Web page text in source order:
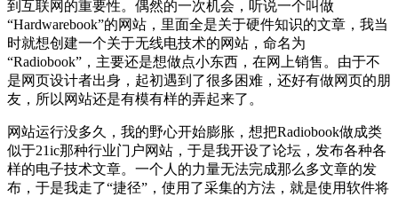
到互联网的重要性。偶然的一次机会，听说一个叫做
“Hardwarebook”的网站，里面全是关于硬件知识的文章，我当
时就想创建一个关于无线电技术的网站，命名为
“Radiobook”，主要还是想做点小东西，在网上销售。由于不
是网页设计者出身，起初遇到了很多困难，还好有做网页的朋
友，所以网站还是有模有样的弄起来了。
网站运行没多久，我的野心开始膨胀，想把Radiobook做成类
似于21ic那种行业门户网站，于是我开设了论坛，发布各种各
样的电子技术文章。一个人的力量无法完成那么多文章的发
布，于是我走了“捷径”，使用了采集的方法，就是使用软件将